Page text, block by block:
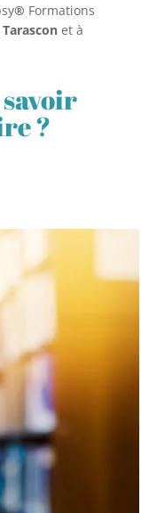
® Formations
Tarasconet à
?